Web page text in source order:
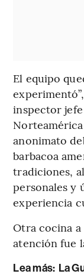
El equipo
inspector
anonimato
barbacoa
tradiciones,
personales y
experiencia
Otra cocina
atención fue
Lea más: La